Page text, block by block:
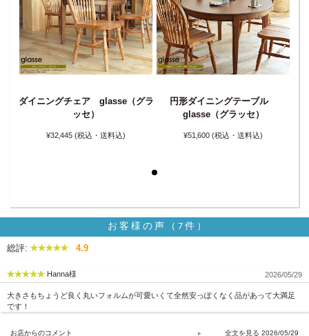
ダイニングチェア glasse（グラ
ッセ）
¥32‚445 (税込・送料込)
円形ダイニングテーブル
glasse（グラッセ）
¥51‚600 (税込・送料込)
お客様の声（7件）
総評: 4.9
Hanna様 2026/05/29
大きさもちょうど良く丸いフォルムが可愛いくて全然安っぽくなく品があって大満足
です！
お店からのコメント 2026/05/29